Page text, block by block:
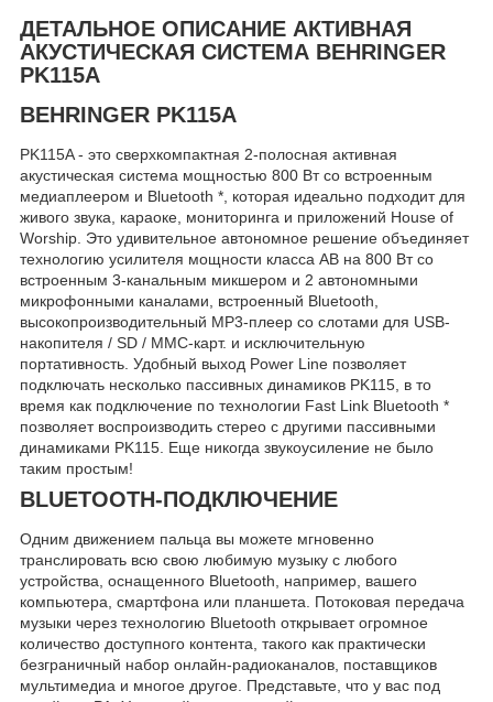
ДЕТАЛЬНОЕ ОПИСАНИЕ АКТИВНАЯ
АКУСТИЧЕСКАЯ СИСТЕМА BEHRINGER
PK115A
BEHRINGER PK115A
PK115A - это сверхкомпактная 2-полосная активная
акустическая система мощностью 800 Вт со встроенным
медиаплеером и Bluetooth *, которая идеально подходит для
живого звука, караоке, мониторинга и приложений House of
Worship. Это удивительное автономное решение объединяет
технологию усилителя мощности класса AB на 800 Вт со
встроенным 3-канальным микшером и 2 автономными
микрофонными каналами, встроенный Bluetooth,
высокопроизводительный MP3-плеер со слотами для USB-
накопителя / SD / MMC-карт. и исключительную
портативность. Удобный выход Power Line позволяет
подключать несколько пассивных динамиков PK115, в то
время как подключение по технологии Fast Link Bluetooth *
позволяет воспроизводить стерео с другими пассивными
динамиками PK115. Еще никогда звукоусиление не было
таким простым!
BLUETOOTH-ПОДКЛЮЧЕНИЕ
Одним движением пальца вы можете мгновенно
транслировать всю свою любимую музыку с любого
устройства, оснащенного Bluetooth, например, вашего
компьютера, смартфона или планшета. Потоковая передача
музыки через технологию Bluetooth открывает огромное
количество доступного контента, такого как практически
безграничный набор онлайн-радиоканалов, поставщиков
мультимедиа и многое другое. Представьте, что у вас под